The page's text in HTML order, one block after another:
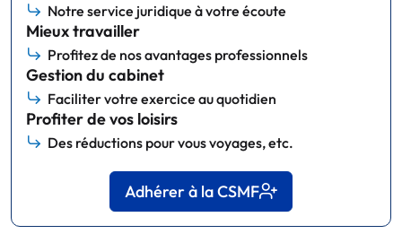
Notre service juridique à votre écoute
Mieux travailler
Profitez de nos avantages professionnels
Gestion du cabinet
Faciliter votre exercice au quotidien
Profiter de vos loisirs
Des réductions pour vous voyages, etc.
Adhérer à la CSMF